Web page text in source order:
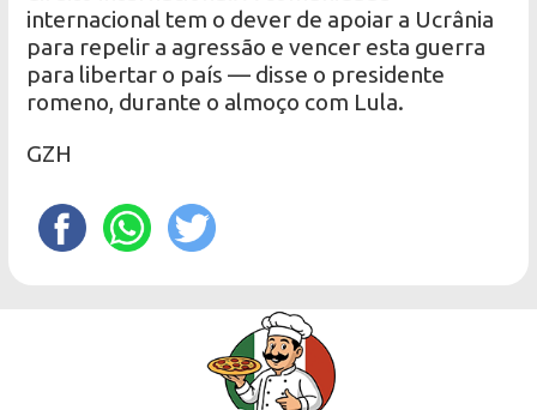
internacional tem o dever de apoiar a Ucrânia
para repelir a agressão e vencer esta guerra
para libertar o país — disse o presidente
romeno, durante o almoço com Lula.
GZH